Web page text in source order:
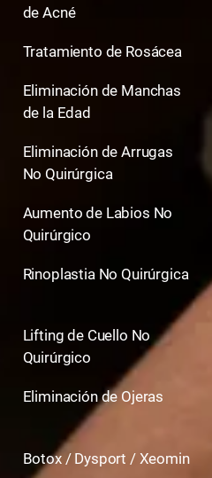
de Acné
Tratamiento de Rosácea
Eliminación de Manchas
de la Edad
Eliminación de Arrugas
No Quirúrgica
Aumento de Labios No
Quirúrgico
Rinoplastia No Quirúrgica
Lifting de Cuello No
Quirúrgico
Eliminación de Ojeras
Botox / Dysport / Xeomin